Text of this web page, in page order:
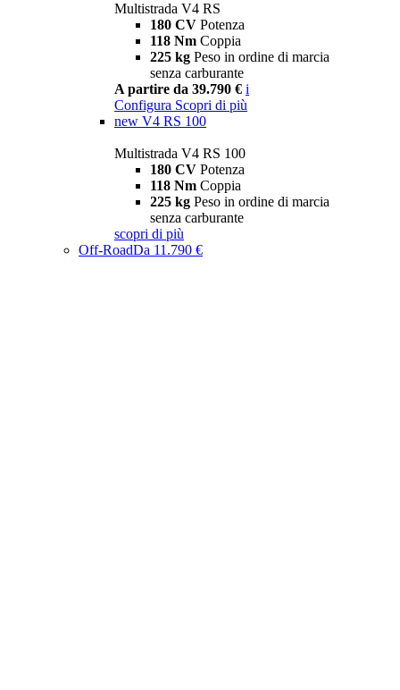
Multistrada V4 RS
180 CV Potenza
118 Nm Coppia
225 kg Peso in ordine di marcia
senza carburante
A partire da 39.790 € i
Configura Scopri di più
new V4 RS 100
Multistrada V4 RS 100
180 CV Potenza
118 Nm Coppia
225 kg Peso in ordine di marcia
senza carburante
scopri di più
Off-RoadDa 11.790 €